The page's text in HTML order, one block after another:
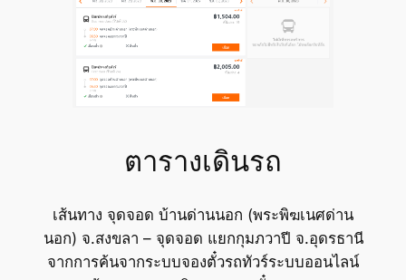
ตารางเดินรถ
เส้นทาง จุดจอด บ้านด่านนอก (พระพิฆเนศด่าน
นอก) จ.สงขลา – จุดจอด แยกกุมภวาปี จ.อุดรธานี
จากการค้นจากระบบจองตั๋วรถทัวร์ระบบออนไลน์